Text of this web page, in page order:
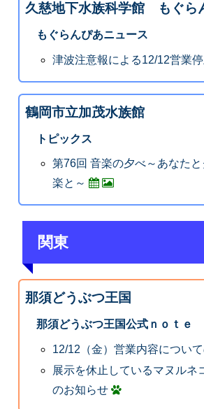
久慈地下水族科学館 もぐら
もぐらんぴあニュース
津波注意報による12/12営業
鶴岡市立加茂水族館
トピックス
第76回 音楽の夕べ～あなた
楽と～
関東
那須どうぶつ王国
那須どうぶつ王国公式ｎｏｔｅ
12/12（金）営業内容につい
展示を休止しているマヌルネ
のお知らせ